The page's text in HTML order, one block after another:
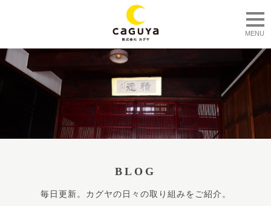
MENU
BLOG
毎日更新。カグヤの日々の取り組みをご紹介。